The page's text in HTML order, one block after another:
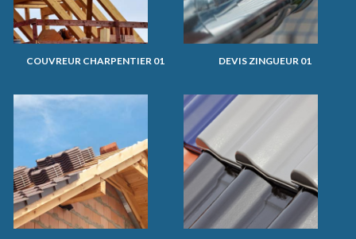
COUVREUR CHARPENTIER 01 DEVIS ZINGUEUR 01